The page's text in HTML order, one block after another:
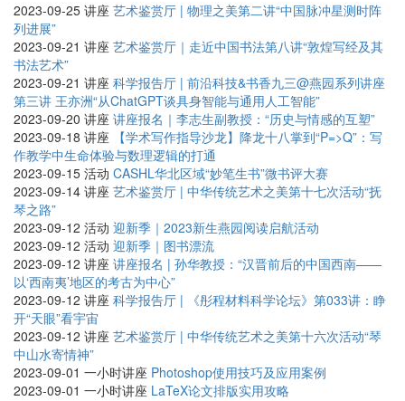
2023-09-25 讲座 艺术鉴赏厅 | 物理之美第二讲“中国脉冲星测时阵
列进展”
2023-09-21 讲座 艺术鉴赏厅｜走近中国书法第八讲“敦煌写经及其
书法艺术”
2023-09-21 讲座 科学报告厅 | 前沿科技&书香九三@燕园系列讲座
第三讲 王亦洲“从ChatGPT谈具身智能与通用人工智能”
2023-09-20 讲座 讲座报名｜李志生副教授：“历史与情感的互塑”
2023-09-18 讲座
【学术写作指导沙龙】降龙十八掌到“P=>Q”：写
作教学中生命体验与数理逻辑的打通
2023-09-15 活动 CASHL华北区域“妙笔生书”微书评大赛
2023-09-14 讲座 艺术鉴赏厅 | 中华传统艺术之美第十七次活动“抚
琴之路”
2023-09-12 活动 迎新季｜2023新生燕园阅读启航活动
2023-09-12 活动 迎新季｜图书漂流
2023-09-12 讲座 讲座报名 | 孙华教授：“汉晋前后的中国西南——
以‘西南夷’地区的考古为中心”
2023-09-12 讲座 科学报告厅 | 《彤程材料科学论坛》第033讲：睁
开“天眼”看宇宙
2023-09-12 讲座 艺术鉴赏厅 | 中华传统艺术之美第十六次活动“琴
中山水寄情神”
2023-09-01 一小时讲座 Photoshop使用技巧及应用案例
2023-09-01 一小时讲座 LaTeX论文排版实用攻略